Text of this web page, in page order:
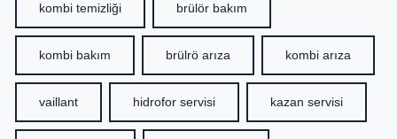
kombi temizliği brülör bakım
kombi bakım brülrö arıza kombi arıza
vaillant hidrofor servisi kazan servisi